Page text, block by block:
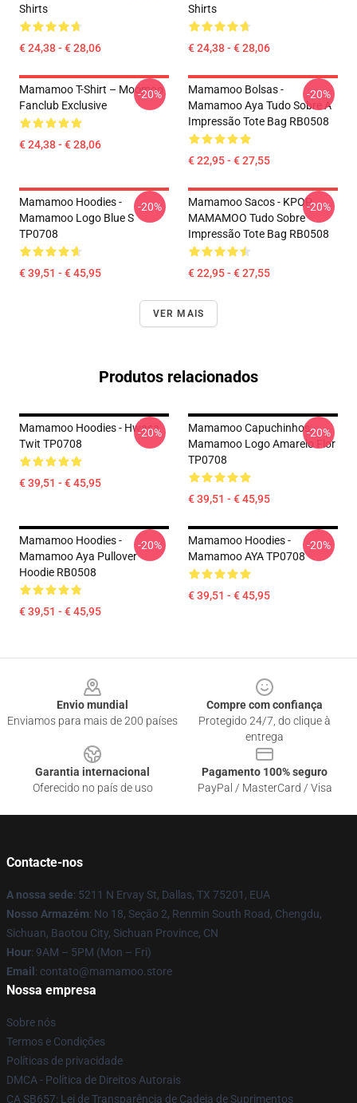
Shirts
€ 24,38 - € 28,06
Shirts
€ 24,38 - € 28,06
Mamamoo T-Shirt – Moomoo
Fanclub Exclusive
€ 24,38 - € 28,06
-20%
Mamamoo Bolsas -
Mamamoo Aya Tudo Sobre A
Impressão Tote Bag RB0508
€ 22,95 - € 27,55
-20%
Mamamoo Hoodies -
Mamamoo Logo Blue S
TP0708
€ 39,51 - € 45,95
-20%
Mamamoo Sacos - KPOP
MAMAMOO Tudo Sobre
Impressão Tote Bag RB0508
€ 22,95 - € 27,55
-20%
VER MAIS
Produtos relacionados
Mamamoo Hoodies - Hwasa
Twit TP0708
€ 39,51 - € 45,95
-20%
Mamamoo Capuchinhos...
Mamamoo Logo Amarelo Flor
TP0708
€ 39,51 - € 45,95
-20%
Mamamoo Hoodies -
Mamamoo Aya Pullover
Hoodie RB0508
€ 39,51 - € 45,95
-20%
Mamamoo Hoodies -
Mamamoo AYA TP0708
€ 39,51 - € 45,95
-20%
Envio mundial
Enviamos para mais de 200 países
Compre com confiança
Protegido 24/7, do clique à
entrega
Garantia internacional
Oferecido no país de uso
Pagamento 100% seguro
PayPal / MasterCard / Visa
Contacte-nos
A nossa sede: 5211 N Ervay St, Dallas, TX 75201, EUA
Nosso Armazém: No 18, Seção 2, Renmin South Road, Chengdu,
Sichuan, Baotou City, Sichuan Province, CN
Hour: 9AM – 5PM (Mon – Fri)
Email : contato@mamamoo.store
Nossa empresa
Sobre nós
Termos e Condições
Políticas de privacidade
DMCA - Política de Direitos Autorais
CA SB657: Lei de Transparência de Cadeia de Suprimentos